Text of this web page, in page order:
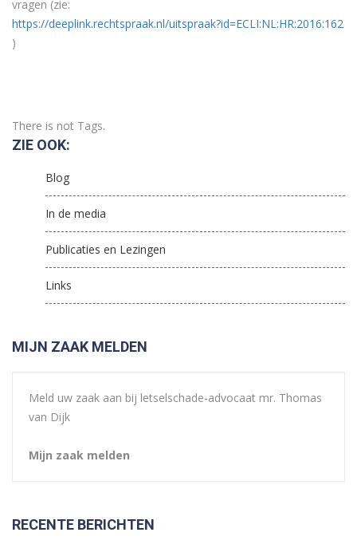
vragen (zie:
https://deeplink.rechtspraak.nl/uitspraak?id=ECLI:NL:HR:2016:162
)
There is not Tags.
ZIE OOK:
Blog
In de media
Publicaties en Lezingen
Links
MIJN ZAAK MELDEN
Meld uw zaak aan bij letselschade-advocaat mr. Thomas
van Dijk
Mijn zaak melden
RECENTE BERICHTEN